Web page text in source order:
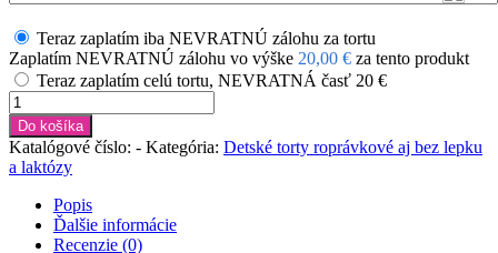
Teraz zaplatím iba NEVRATNÚ zálohu za tortu
Zaplatím NEVRATNÚ zálohu vo výške 20,00 € za tento produkt
Teraz zaplatím celú tortu, NEVRATNÁ časť 20 €
množstvo
Torta
dúhový
Unicorn
č.1
Do košíka
Katalógové číslo: - Kategória: Detské torty roprávkové aj bez lepku
a laktózy
Popis
Ďalšie informácie
Recenzie (0)